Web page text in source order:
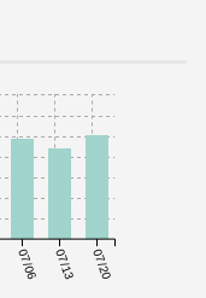
07/06 07/13 07/20